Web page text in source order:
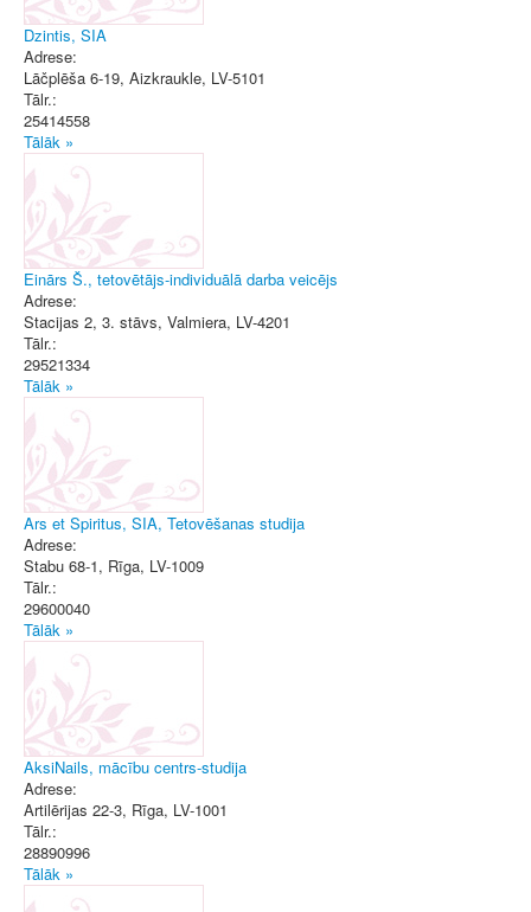
Dzintis, SIA
Adrese:
Lāčplēša 6-19, Aizkraukle, LV-5101
Tālr.:
25414558
Tālāk »
Einārs Š., tetovētājs-individuālā darba veicējs
Adrese:
Stacijas 2, 3. stāvs, Valmiera, LV-4201
Tālr.:
29521334
Tālāk »
Ars et Spiritus, SIA, Tetovēšanas studija
Adrese:
Stabu 68-1, Rīga, LV-1009
Tālr.:
29600040
Tālāk »
AksiNails, mācību centrs-studija
Adrese:
Artilērijas 22-3, Rīga, LV-1001
Tālr.:
28890996
Tālāk »